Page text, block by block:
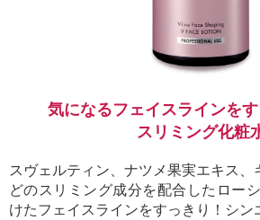
気になるフェイスラインを
スリミング化粧
スヴェルティン、ナツメ果実エキス
どのスリミング成分を配合したロー
けたフェイスラインをすっきり！シン